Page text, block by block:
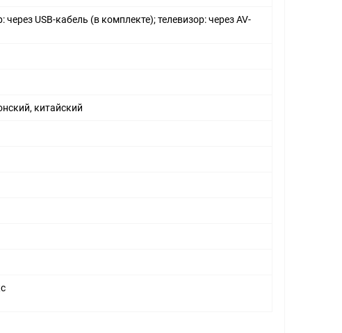
USB-кабель (в комплекте); телевизор: через AV-
китайский